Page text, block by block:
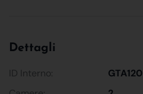
Dettagli
ID Interno:
GTA120